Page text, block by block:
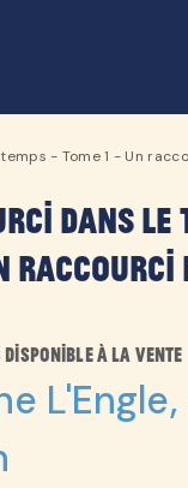
- Tome 1 - Un
dans le
raccourci
à la vente
L'Engle,